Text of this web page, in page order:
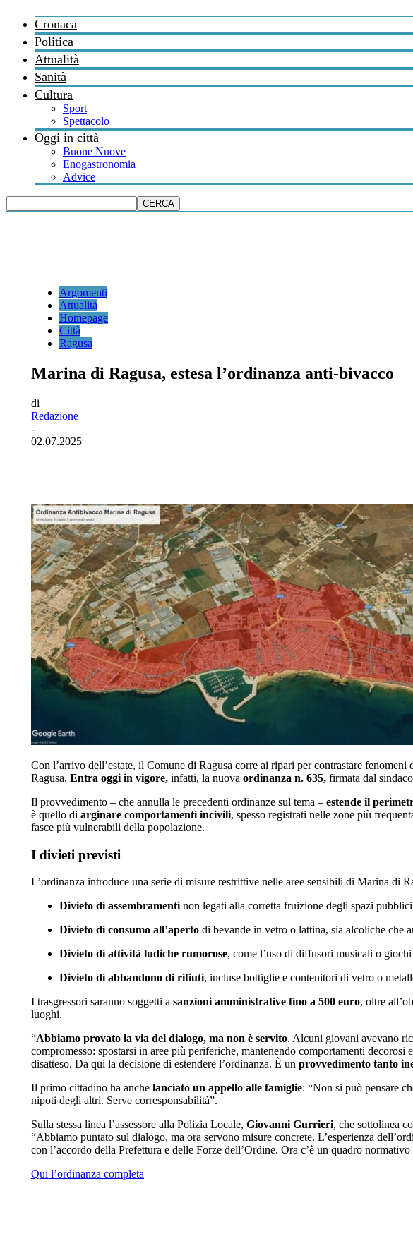
Cronaca
Politica
Attualità
Sanità
Cultura
Sport
Spettacolo
Oggi in città
Buone Nuove
Enogastronomia
Advice
Argomenti
Attualità
Homepage
Città
Ragusa
Marina di Ragusa, estesa l’ordinanza anti-bivacco
di
Redazione
-
02.07.2025
Con l’arrivo dell’estate, il Comune di Ragusa corre ai ripari per contrastare
Ragusa. Entra oggi in vigore, infatti, la nuova ordinanza n. 635, firmata dal
Il provvedimento – che annulla le precedenti ordinanze sul tema – estende il
è quello di arginare comportamenti incivili, spesso registrati nelle zone più
fasce più vulnerabili della popolazione.
I divieti previsti
L’ordinanza introduce una serie di misure restrittive nelle aree sensibili di Marina di
Divieto di assembramenti non legati alla corretta fruizione degli spazi
Divieto di consumo all’aperto di bevande in vetro o lattina, sia alcoliche che
Divieto di attività ludiche rumorose, come l’uso di diffusori musicali o
Divieto di abbandono di rifiuti, incluse bottiglie e contenitori di vetro o
I trasgressori saranno soggetti a sanzioni amministrative fino a 500 euro, oltre
luoghi.
“Abbiamo provato la via del dialogo, ma non è servito. Alcuni giovani avevano
compromesso: spostarsi in aree più periferiche, mantenendo comportamenti
disatteso. Da qui la decisione di estendere l’ordinanza. È un provvedimento tanto
Il primo cittadino ha anche lanciato un appello alle famiglie: “Non si può pensare
nipoti degli altri. Serve corresponsabilità”.
Sulla stessa linea l’assessore alla Polizia Locale, Giovanni Gurrieri, che sottolinea
“Abbiamo puntato sul dialogo, ma ora servono misure concrete. L’esperienza
con l’accordo della Prefettura e delle Forze dell’Ordine. Ora c’è un quadro
Qui l’ordinanza completa